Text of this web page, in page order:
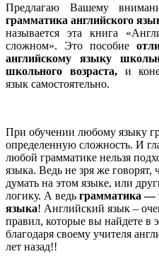
Предлагаю Вашему
грамматика английского
называется эта книга
сложном». Это пособие
английскому языку
школьного возраста,и
язык самостоятельно.
При обучении любому языку
определенную сложность. И
любой грамматике нельзя
языка. Ведь не зря же говорят,
думать на этом языке, или
логику. А ведь грамматика —
языка! Английский язык –
правил, которые вы найдете в
благодаря своему учителя
лет назад!!